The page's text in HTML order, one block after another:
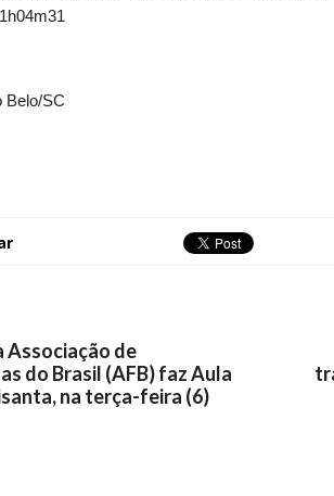
Belo/SC
Associação de
do Brasil (AFB) faz Aula
na terça-feira (6)